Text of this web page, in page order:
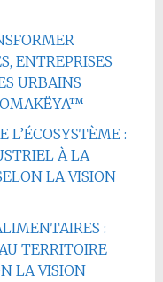
ENTREPRISES
URBAINS
OMAKËYA™
:
À LA
LA VISION
:
TERRITOIRE
LA VISION